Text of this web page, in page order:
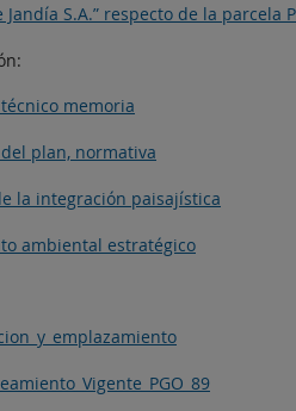
Jandía S.A.” respecto de la
memoria
plan, normativa
la integración paisajística
ambiental estratégico